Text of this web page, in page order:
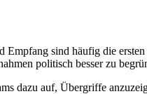
sind häufig die
politisch besser zu
dazu auf, Übergriffe